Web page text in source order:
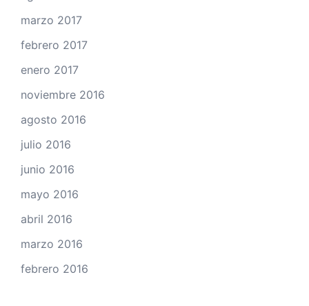
marzo 2017
febrero 2017
enero 2017
noviembre 2016
agosto 2016
julio 2016
junio 2016
mayo 2016
abril 2016
marzo 2016
febrero 2016